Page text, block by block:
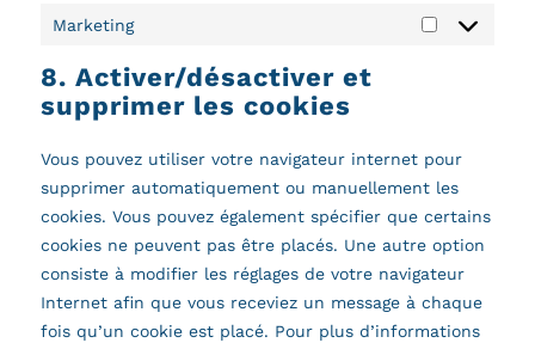
Marketing
Marketing
8. Activer/désactiver et
supprimer les cookies
Vous pouvez utiliser votre navigateur internet pour
supprimer automatiquement ou manuellement les
cookies. Vous pouvez également spécifier que certains
cookies ne peuvent pas être placés. Une autre option
consiste à modifier les réglages de votre navigateur
Internet afin que vous receviez un message à chaque
fois qu’un cookie est placé. Pour plus d’informations